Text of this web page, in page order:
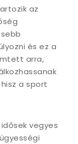
az
és ez a
arra,
a sport
vegyes